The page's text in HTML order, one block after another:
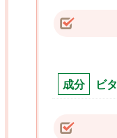
成分 ビ